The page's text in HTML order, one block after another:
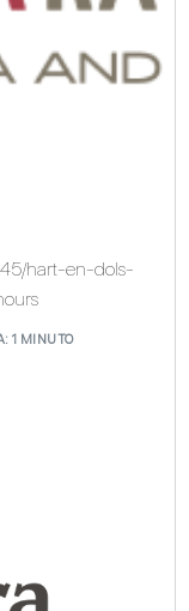
hart-en-dols-
1 MINUTO